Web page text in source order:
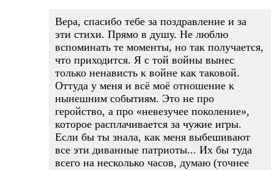
Вера, спасибо тебе за поздравление и за
эти стихи. Прямо в душу. Не люблю
вспоминать те моменты, но так получается,
что приходится. Я с той войны вынес
только ненависть к войне как таковой.
Оттуда у меня и всё моё отношение к
нынешним событиям. Это не про
геройство, а про «невезучее поколение»,
которое расплачивается за чужие игры.
Если бы ты знала, как меня выбешивают
все эти диванные патриоты... Их бы туда
всего на несколько часов, думаю (точнее